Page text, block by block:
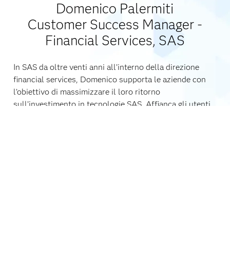
Domenico Palermiti
Customer Success Manager -
Financial Services, SAS
In SAS da oltre venti anni all’interno della direzione
financial services, Domenico supporta le aziende con
l’obiettivo di massimizzare il loro ritorno
sull’investimento in tecnologie SAS. Affianca gli utenti